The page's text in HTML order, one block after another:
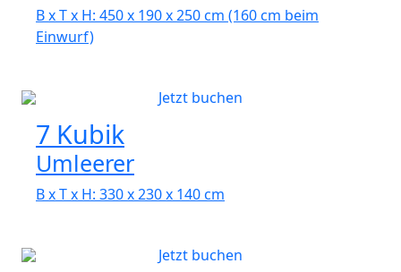
B x T x H: 450 x 190 x 250 cm (160 cm beim
Einwurf)
Jetzt buchen
7 Kubik
Umleerer
B x T x H: 330 x 230 x 140 cm
Jetzt buchen